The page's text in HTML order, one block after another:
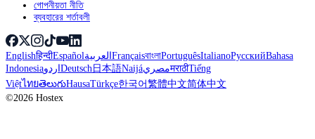
গোপনীয়তা নীতি
ব্যবহারের শর্তাবলী
Englishहिन्दीEspañolالعربيةFrançaisবাংলাPortuguêsItalianoРусскийBahasa
IndonesiaاردوDeutsch日本語NaijáمصريमराठीTiếng
ViệtไทยతెలుగుHausaTürkçe한국어繁體中文简体中文
©2026 Hostex